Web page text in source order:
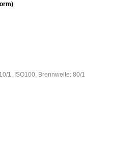
1, ISO100, Brennweite: 80/1